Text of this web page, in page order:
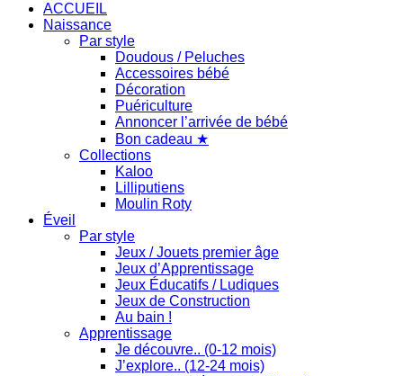
ACCUEIL
Naissance
Par style
Doudous / Peluches
Accessoires bébé
Décoration
Puériculture
Annoncer l’arrivée de bébé
Bon cadeau ★
Collections
Kaloo
Lilliputiens
Moulin Roty
Éveil
Par style
Jeux / Jouets premier âge
Jeux d’Apprentissage
Jeux Éducatifs / Ludiques
Jeux de Construction
Au bain !
Apprentissage
Je découvre.. (0-12 mois)
J’explore.. (12-24 mois)